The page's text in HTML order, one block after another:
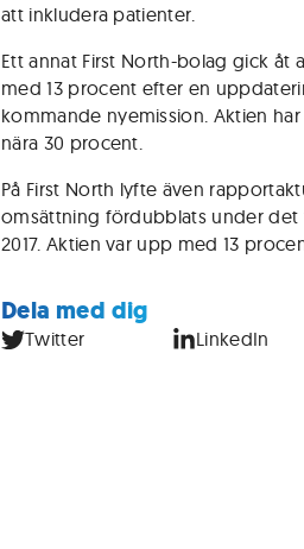
att inkludera patienter.
Ett annat First North-bolag gick åt
med 13 procent efter en
kommande nyemission. Aktien
nära 30 procent.
På First North lyfte även
omsättning fördubblats under
2017. Aktien var upp med 13
Dela med dig
Twitter LinkedIn